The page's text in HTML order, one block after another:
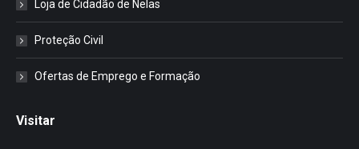
Loja de Cidadão de Nelas
Proteção Civil
Ofertas de Emprego e Formação
Visitar